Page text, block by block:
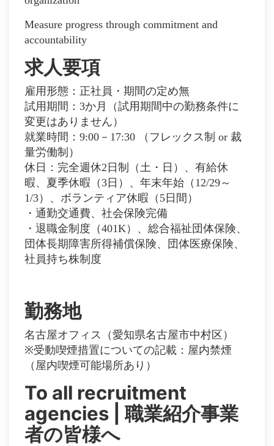
Measure progress through commitment and
accountability
求人要項
雇用形態：正社員・期間の定め無
試⽤期間：3か月（試用期間中の勤務条件に
変更はありません）
就業時間：9:00－17:30 （フレックス制 or 裁
量労働制）
休⽇：完全週休2日制（土・日）、有給休
暇、夏季休暇（3日）、年末年始（12/29～
1/3）、ボランティア休暇（5日間）
・通勤交通費、社会保険完備
・退職金制度（401K）、総合福祉団体保険、
団体長期障害所得補償保険、団体医療保険、
社員持ち株制度
勤務地
名古屋オフィス（愛知県名古屋市中村区）
※受動喫煙措置についての記載：屋内禁煙
（屋内喫煙可能場所あり）
To all recruitment
agencies | 職業紹介事業
者の皆様へ